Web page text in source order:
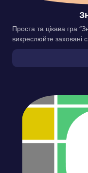
Проста та цікава гра
викреслюйте заховані